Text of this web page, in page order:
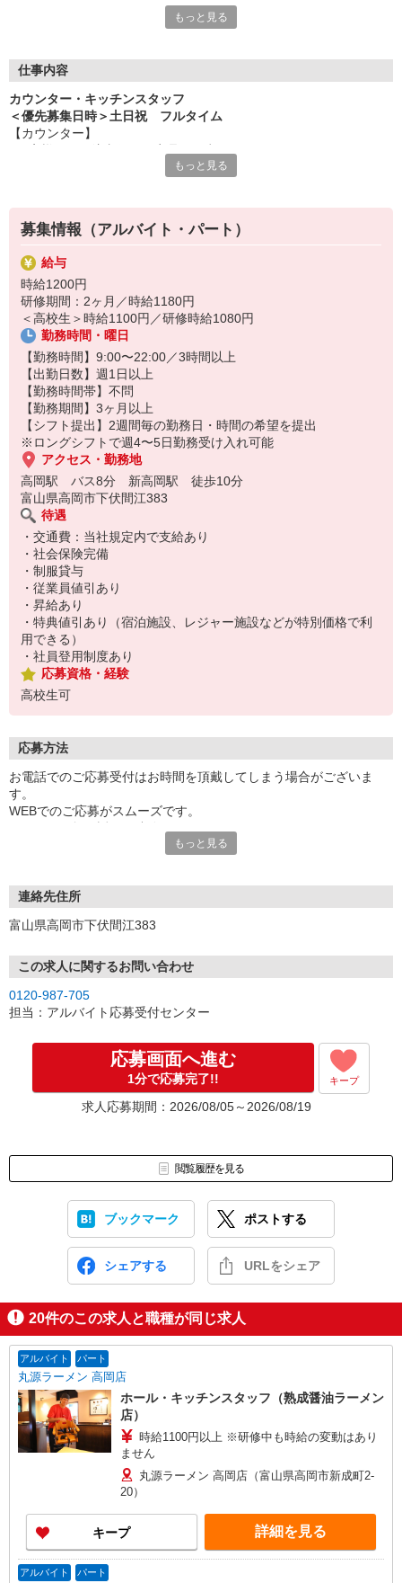
みんなから「働きやすい！」という声が上がっています♪
＜ 未経験でも心配ナシ ＞
先輩によるレクチャーもあるので、
久しぶりのお仕事のパートさんや初アルバイトの学生さんも安心
です♪
オトクな従業員割引があるのも必見！まずは気軽にご応募を☆
もっと見る
仕事内容
カウンター・キッチンスタッフ
＜優先募集日時＞土日祝 フルタイム
【カウンター】
【キッチン】 ※対面や接客はなし！
■チキンの調理
こだわりの詰まったKFCのチキンをつくるお仕事です。
ひとつひとつ丁寧に粉をまぶして揚げる作業をお任せします。
カンタンな作業なので初めての方もスグに覚えられますし、
作業については丁寧に教えるから心配はいりません
もっと見る
募集情報（アルバイト・パート）
給与
時給1200円
研修期間：2ヶ月／時給1180円
＜高校生＞時給1100円／研修時給1080円
勤務時間・曜日
【勤務時間】9:00〜22:00／3時間以上
【出勤日数】週1日以上
【勤務時間帯】不問
【勤務期間】3ヶ月以上
【シフト提出】2週間毎の勤務日・時間の希望を提出
※ロングシフトで週4〜5日勤務受け入れ可能
アクセス・勤務地
高岡駅 バス8分 新高岡駅 徒歩10分
富山県高岡市下伏間江383
待遇
・交通費：当社規定内で支給あり
・社会保険完備
・制服貸与
・従業員値引あり
・昇給あり
・特典値引あり（宿泊施設、レジャー施設などが特別価格で利
用できる）
・社員登用制度あり
応募資格・経験
高校生可
応募方法
お電話でのご応募受付はお時間を頂戴してしまう場合がございま
す。
WEBでのご応募がスムーズです。
もっと見る
連絡先住所
富山県高岡市下伏間江383
この求人に関するお問い合わせ
0120-987-705
担当：アルバイト応募受付センター
応募画面へ進む
1分で応募完了!! キープ
求人応募期間：2026/08/05～2026/08/19
閲覧履歴を見る
ブックマーク ポストする
シェアする URLをシェア
20件のこの求人と職種が同じ求人
アルバイト パート
丸源ラーメン 高岡店
ホール・キッチンスタッフ（熟成醤油ラーメン
店）
時給1100円以上 ※研修中も時給の変動はあり
ません
丸源ラーメン 高岡店（富山県高岡市新成町2-
20）
キープ 詳細を見る
アルバイト パート